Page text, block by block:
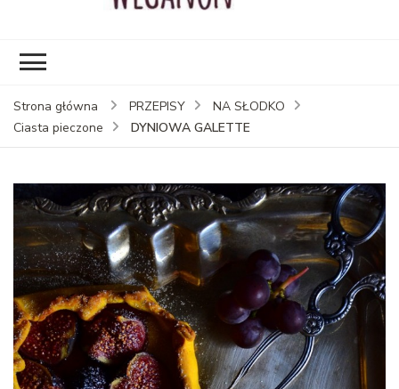
Strona główna PRZEPISY
NA SŁODKO
Ciasta pieczone
DYNIOWA GALETTE